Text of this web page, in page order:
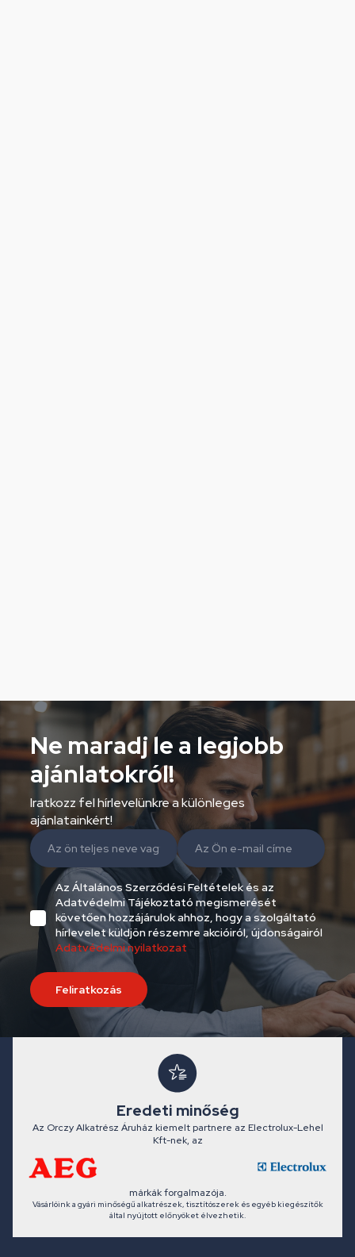
Ne maradj le a legjobb
ajánlatokról!
Iratkozz fel hírlevelünkre a különleges
ajánlatainkért!
Az Általános Szerződési Feltételek és az
Adatvédelmi Tájékoztató megismerését
követően hozzájárulok ahhoz, hogy a szolgáltató
hírlevelet küldjön részemre akcióiról, újdonságairól
Adatvédelmi nyilatkozat
Feliratkozás
Eredeti minőség
Az Orczy Alkatrész Áruház kiemelt partnere az Electrolux-Lehel
Kft-nek, az
márkák forgalmazója.
Vásárlóink a gyári minőségű alkatrészek, tisztítószerek és egyéb kiegészítők
által nyújtott előnyöket élvezhetik.